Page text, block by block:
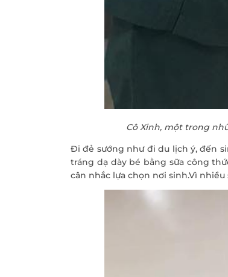
Cô Xinh, một trong
Đi đẻ sướng như đi du lịch ý, đến
tráng dạ dày bé bằng sữa công
cân nhắc lựa chọn nơi sinh.Vì